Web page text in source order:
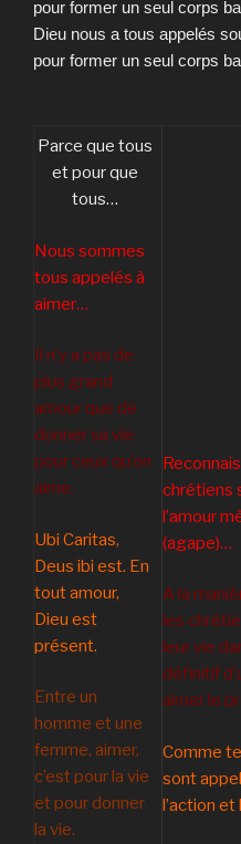
pour former un seul corps
Dieu nous a tous appelés
pour former un seul corps
Parce que tous
et pour que
tous…
Nous sommes
tous appelés à
aimer…
Il n’y a pas de
plus grand
amour que de
donner sa vie
pour ceux qu’on
aime.
Ubi Caritas,
Deus ibi est. En
tout amour,
Dieu est
présent.
Entre un
homme et une
femme, aimer,
c’est pour la vie
et pour donner
la vie.
chrétiens
l’amour
(agape)…
A la
les
leur vie
définitif
aimer le
Comme
sont
l’action et